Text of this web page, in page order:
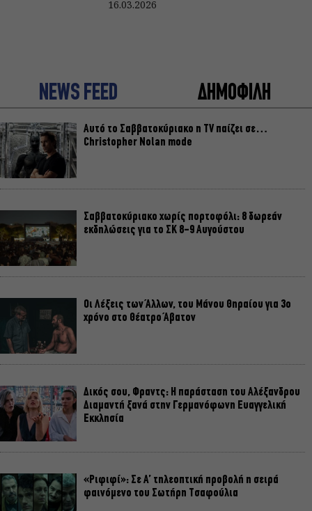
16.03.2026
NEWS FEED ΔΗΜΟΦΙΛΗ
Αυτό το Σαββατοκύριακο η TV παίζει σε…
Christopher Nolan mode
Σαββατοκύριακο χωρίς πορτοφόλι: 8 δωρεάν
εκδηλώσεις για το ΣΚ 8-9 Αυγούστου
Οι Λέξεις των Άλλων, του Μάνου Θηραίου για 3ο
χρόνο στο Θέατρο Άβατον
Δικός σου, Φραντς: Η παράσταση του Αλέξανδρου
Διαμαντή ξανά στην Γερμανόφωνη Ευαγγελική
Εκκλησία
«Ριφιφί»: Σε Α’ τηλεοπτική προβολή η σειρά
φαινόμενο του Σωτήρη Τσαφούλια